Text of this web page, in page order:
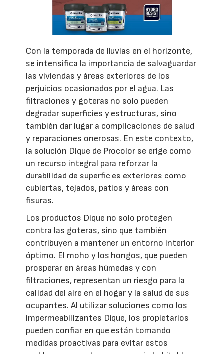
Con la temporada de lluvias en el horizonte,
se intensifica la importancia de salvaguardar
las viviendas y áreas exteriores de los
perjuicios ocasionados por el agua. Las
filtraciones y goteras no solo pueden
degradar superficies y estructuras, sino
también dar lugar a complicaciones de salud
y reparaciones onerosas. En este contexto,
la solución Dique de Procolor se erige como
un recurso integral para reforzar la
durabilidad de superficies exteriores como
cubiertas, tejados, patios y áreas con
fisuras.
Los productos Dique no solo protegen
contra las goteras, sino que también
contribuyen a mantener un entorno interior
óptimo. El moho y los hongos, que pueden
prosperar en áreas húmedas y con
filtraciones, representan un riesgo para la
calidad del aire en el hogar y la salud de sus
ocupantes. Al utilizar soluciones como los
impermeabilizantes Dique, los propietarios
pueden confiar en que están tomando
medidas proactivas para evitar estos